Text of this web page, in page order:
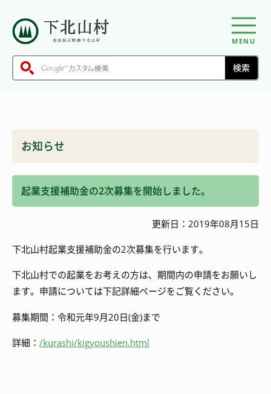
MENU
お知らせ
起業支援補助金の2次募集を開始しました。
更新日：2019年08月15日
下北山村起業支援補助金の2次募集を行います。
下北山村での起業をお考えの方は、期間内の申請をお願いし
ます。申請については下記詳細ページをご覧ください。
募集期間：令和元年9月20日(金)まで
詳細： /kurashi/kigyoushien.html